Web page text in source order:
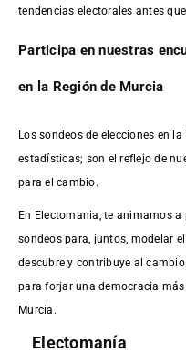
tendencias electorales antes
Participa en nuestras
en la Región de Murcia
Los sondeos de elecciones en
estadísticas; son el reflejo de
para el cambio.
En Electomania, te animamos
sondeos para, juntos, modelar
descubre y contribuye al
para forjar una democracia
Murcia.
Electomanía